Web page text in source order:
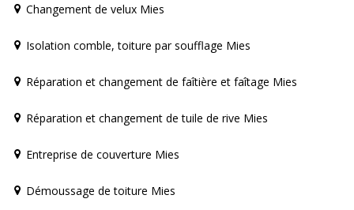
Changement de velux Mies
Isolation comble, toiture par soufflage Mies
Réparation et changement de faîtière et faîtage Mies
Réparation et changement de tuile de rive Mies
Entreprise de couverture Mies
Démoussage de toiture Mies